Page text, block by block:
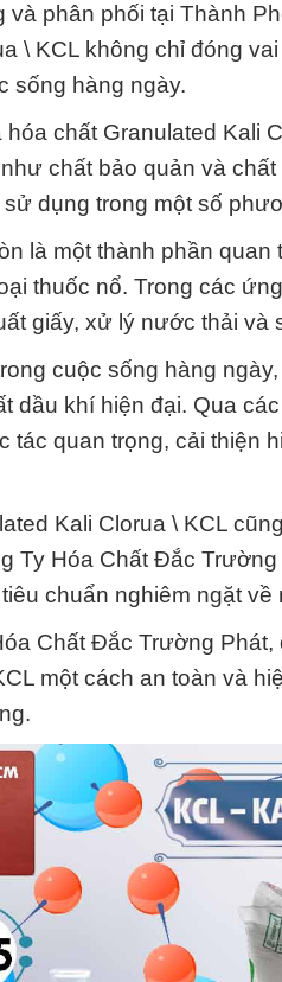
phân phối tại Thành
\ KCL không chỉ đóng
sống hàng ngày.
chất Granulated Kali
chất bảo quản và
dụng trong một số
là một thành phần
thuốc nổ. Trong các
giấy, xử lý nước thải và
cuộc sống hàng
dầu khí hiện đại. Qua
tác quan trọng, cải thiện
Kali Clorua \ KCL
Ty Hóa Chất Đắc
chuẩn nghiêm ngặt
Chất Đắc Trường
một cách an toàn và